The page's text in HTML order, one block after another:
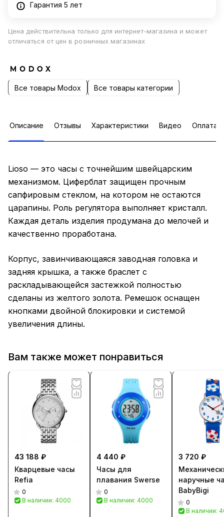
Гарантия 5 лет
Цена действительна только для интернет-магазина и может
отличаться от цен в розничных магазинах
Все товары Modox Все товары категории
Описание Отзывы Характеристики Видео Оплата
Lioso — это часы с точнейшим швейцарским
механизмом. Циферблат защищен прочным
сапфировым стеклом, на котором не остаются
царапины. Роль регулятора выполняет кристалл.
Каждая деталь изделия продумана до мелочей и
качественно проработана.
Корпус, завинчивающаяся заводная головка и
задняя крышка, а также браслет с
раскладывающейся застежкой полностью
сделаны из желтого золота. Ремешок оснащен
кнопками двойной блокировки и системой
увеличения длины.
Вам также может понравиться
43 188 ₽
Кварцевые часы
Refia
0
В наличии: 4000
4 440 ₽
Часы для
плавания Swerse
0
В наличии: 4000
3 720 ₽
наручные
BabyBigi
0
В наличии: